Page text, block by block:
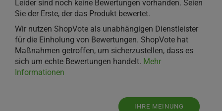
Leider sind noch keine Bewertungen vorhanden. Seien
Sie der Erste, der das Produkt bewertet.
Wir nutzen ShopVote als unabhängigen Dienstleister
für die Einholung von Bewertungen. ShopVote hat
Maßnahmen getroffen, um sicherzustellen, dass es
sich um echte Bewertungen handelt. Mehr
Informationen
IHRE MEINUNG